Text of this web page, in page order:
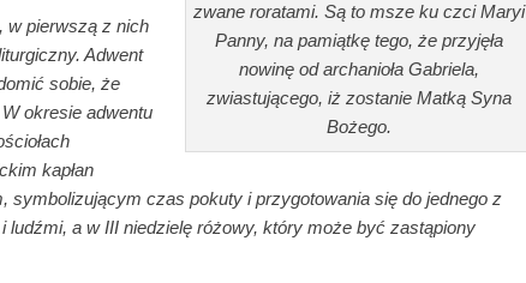
zwane roratami. Są to msze ku czci Maryi
Panny, na pamiątkę tego, że przyjęła
nowinę od archanioła Gabriela,
zwiastującego, iż zostanie Matką Syna
Bożego.
w pierwszą z nich
Adwent
sobie, że
okresie adwentu
kapłan
symbolizującym czas pokuty i przygotowania się do jednego z
a w III niedzielę różowy, który może być zastąpiony